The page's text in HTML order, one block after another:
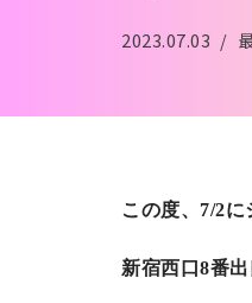
2023.07.03
この度、7/2に
新宿西口8番